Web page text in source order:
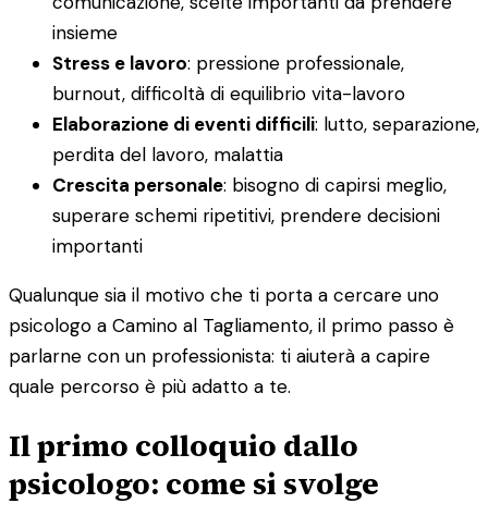
insieme
Stress e lavoro: pressione professionale,
burnout, difficoltà di equilibrio vita-lavoro
Elaborazione di eventi difficili: lutto, separazione,
perdita del lavoro, malattia
Crescita personale: bisogno di capirsi meglio,
superare schemi ripetitivi, prendere decisioni
importanti
Qualunque sia il motivo che ti porta a cercare uno
psicologo a Camino al Tagliamento, il primo passo è
parlarne con un professionista: ti aiuterà a capire
quale percorso è più adatto a te.
Il primo colloquio dallo
psicologo: come si svolge